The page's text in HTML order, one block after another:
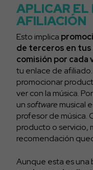
APLICAR EL
AFILIACIÓN
Esto implica
de terceros en tus
comisión por cada
tu enlace de
promocionar
ver con la música.
unsoftware musical
profesor de música.
producto o servicio,
recomendación
Aunque esta es